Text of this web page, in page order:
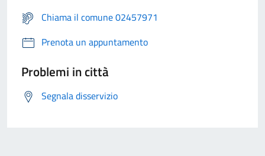
Chiama il comune 02457971
Prenota un appuntamento
Problemi in città
Segnala disservizio